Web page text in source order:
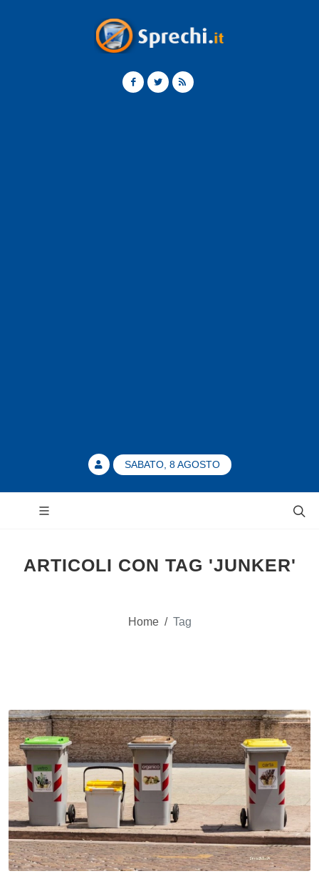
SABATO, 8 AGOSTO
ARTICOLI CON TAG 'JUNKER'
Home / Tag